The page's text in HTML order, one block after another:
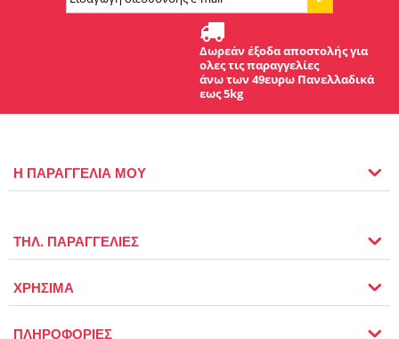
Δωρεάν έξοδα αποστολής για
ολες τις παραγγελίες
άνω των 49ευρω Πανελλαδικά
εως 5kg
Η ΠΑΡΑΓΓΕΛΙΑ ΜΟΥ
ΤΗΛ. ΠΑΡΑΓΓΕΛΙΕΣ
ΧΡΗΣΙΜΑ
ΠΛΗΡΟΦΟΡΙΕΣ